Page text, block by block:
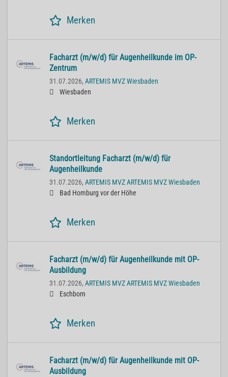
Merken
Facharzt (m/w/d) für Augenheilkunde im OP-
Zentrum
31.07.2026, ARTEMIS MVZ Wiesbaden
Wiesbaden
Merken
Standortleitung Facharzt (m/w/d) für
Augenheilkunde
31.07.2026, ARTEMIS MVZ ARTEMIS MVZ Wiesbaden
Bad Homburg vor der Höhe
Merken
Facharzt (m/w/d) für Augenheilkunde mit OP-
Ausbildung
31.07.2026, ARTEMIS MVZ ARTEMIS MVZ Wiesbaden
Eschborn
Merken
Facharzt (m/w/d) für Augenheilkunde mit OP-
Ausbildung